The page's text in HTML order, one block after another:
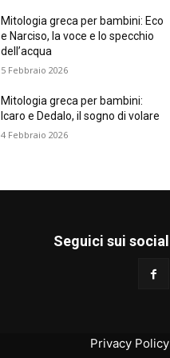
Mitologia greca per bambini: Eco
e Narciso, la voce e lo specchio
dell’acqua
5 Febbraio 2026
Mitologia greca per bambini:
Icaro e Dedalo, il sogno di volare
4 Febbraio 2026
Seguici sui social
Privacy Policy